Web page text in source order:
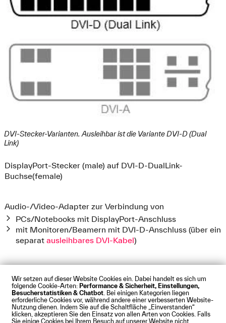
Wir setzen auf dieser Website Cookies ein. Dabei handelt es sich um
folgende Cookie-Arten: Performance & Sicherheit, Einstellungen,
Besucherstatistiken & Chatbot . Bei einigen Kategorien liegen
erforderliche Cookies vor, während andere einer verbesserten Website-
Nutzung dienen. Indem Sie auf die Schaltfläche „Einverstanden“
klicken, akzeptieren Sie den Einsatz von allen Arten von Cookies. Falls
Sie einige Cookies bei Ihrem Besuch auf unserer Website nicht
DVI-Stecker-Varianten. Ausleihbar ist die Variante DVI-D (Dual
Link)
DisplayPort-Stecker (male) auf DVI-D-DualLink-
Buchse(female)
Audio-/Video-Adapter zur Verbindung von
PCs/Notebooks mit DisplayPort-Anschluss
mit Monitoren/Beamern mit DVI-D-Anschluss (über ein
separat ausleihbares DVI-Kabel)
Impressum Datenschutz Cookies
Barrierefreiheit
Kontakt Presse Anfahrt Intranet Webmail
© Technische Hochschule Augsburg